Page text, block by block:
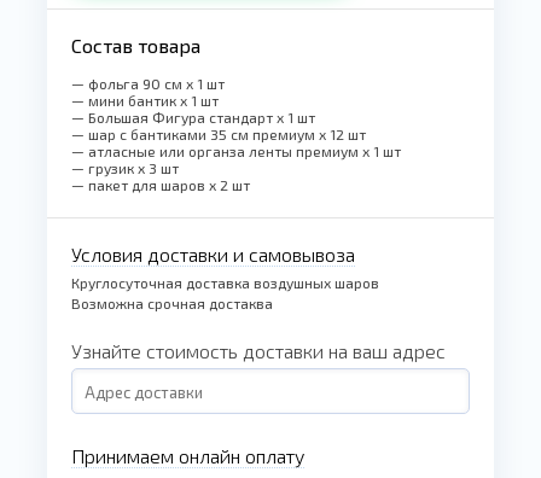
Состав товара
— фольга 90 см x 1 шт
— мини бантик x 1 шт
— Большая Фигура стандарт x 1 шт
— шар с бантиками 35 см премиум x 12 шт
— атласные или органза ленты премиум x 1 шт
— грузик x 3 шт
— пакет для шаров x 2 шт
Условия доставки и самовывоза
Круглосуточная доставка воздушных шаров
Возможна срочная достаква
Узнайте стоимость доставки на ваш адрес
Принимаем онлайн оплату